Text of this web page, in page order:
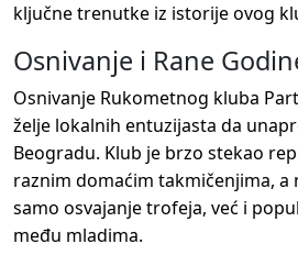
ključne trenutke iz istorije ovog
Osnivanje i Rane
Osnivanje Rukometnog kluba
želje lokalnih entuzijasta da
Beogradu. Klub je brzo stekao
raznim domaćim takmičenjima, a
samo osvajanje trofeja, već i
među mladima.